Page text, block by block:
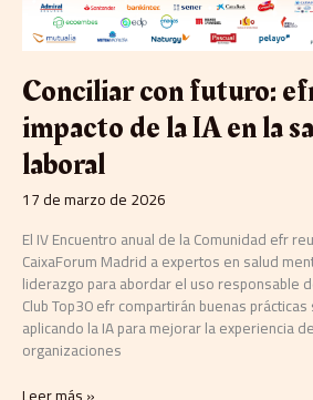
Conciliar con futuro:
impacto de la IA en la
laboral
17 de marzo de 2026
El IV Encuentro anual de la Comunidad efr
CaixaForum Madrid a expertos en salud
liderazgo para abordar el uso responsable
Club Top30 efr compartirán buenas
aplicando la IA para mejorar la experiencia
organizaciones
en
la
salud
mental
laboral